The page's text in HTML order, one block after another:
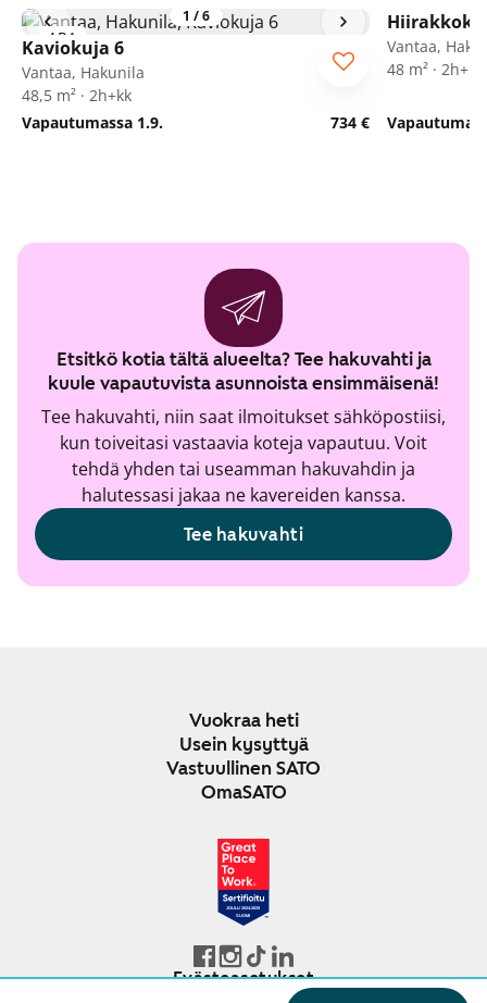
1 /6
ARA
Kaviokuja 6
Vantaa, Hakunila
48,5 m² · 2h+kk
Vapautumassa 1.9.
734 €
Vantaa,
48 m² · 2h+kk
Etsitkö kotia tältä alueelta? Tee hakuvahti ja
kuule vapautuvista asunnoista ensimmäisenä!
Tee hakuvahti, niin saat ilmoitukset sähköpostiisi,
kun toiveitasi vastaavia koteja vapautuu. Voit
tehdä yhden tai useamman hakuvahdin ja
halutessasi jakaa ne kavereiden kanssa.
Tee hakuvahti
Vuokraa heti
Usein kysyttyä
Vastuullinen SATO
OmaSATO
JOULU 2024-2025
SUOMI
Evästeasetukset